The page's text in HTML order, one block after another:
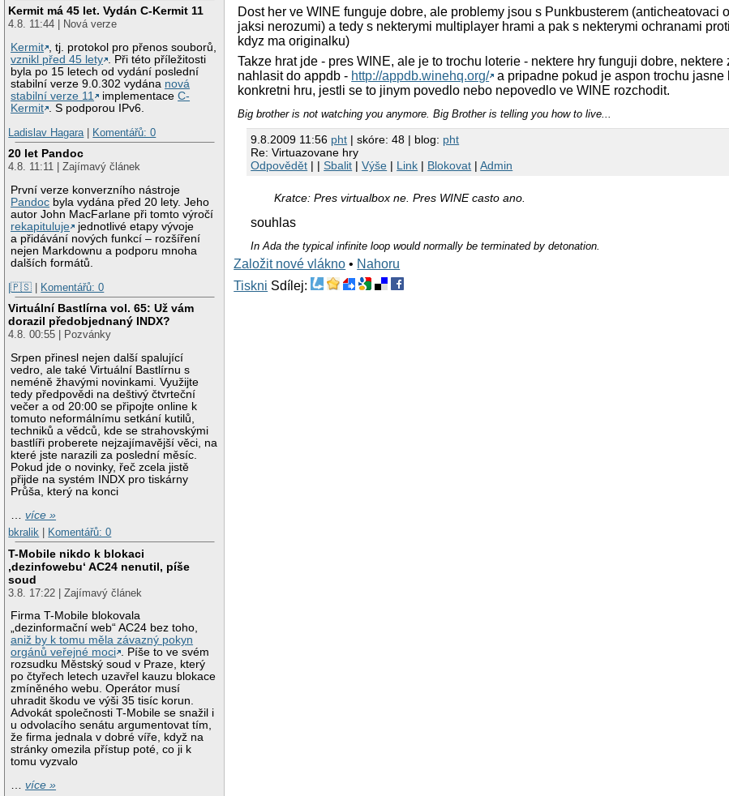
Kermit má 45 let. Vydán C-Kermit 11
4.8. 11:44 | Nová verze
Kermit , tj. protokol pro přenos souborů,
vznikl před 45 lety . Při této příležitosti
byla po 15 letech od vydání poslední
stabilní verze 9.0.302 vydána nová
stabilní verze 11
implementaceC-
Kermit . S podporou IPv6.
Ladislav Hagara | Komentářů: 0
20 let Pandoc
4.8. 11:11 | Zajímavý článek
První verze konverzního nástroje
Pandoc byla vydána před 20 lety. Jeho
autor John MacFarlane při tomto výročí
rekapituluje
jednotlivé etapy vývoje
a přidávání nových funkcí – rozšíření
nejen Markdownu a podporu mnoha
dalších formátů.
|🇵🇸 | Komentářů: 0
Virtuální Bastlírna vol. 65: Už vám
dorazil předobjednaný INDX?
4.8. 00:55 | Pozvánky
Srpen přinesl nejen další spalující
vedro, ale také Virtuální Bastlírnu s
neméně žhavými novinkami. Využijte
tedy předpovědi na deštivý čtvrteční
večer a od 20:00 se připojte online k
tomuto neformálnímu setkání kutilů,
techniků a vědců, kde se strahovskými
bastlíři proberete nejzajímavější věci, na
které jste narazili za poslední měsíc.
Pokud jde o novinky, řeč zcela jistě
přijde na systém INDX pro tiskárny
Průša, který na konci
…více »
bkralik
Komentářů: 0
T-Mobile nikdo k blokaci
‚dezinfowebu‘ AC24 nenutil, píše
soud
3.8. 17:22 | Zajímavý článek
Firma T-Mobile blokovala
„dezinformační web“ AC24 bez toho,
aniž by k tomu měla závazný pokyn
orgánů veřejné moci . Píše to ve svém
rozsudku Městský soud v Praze, který
po čtyřech letech uzavřel kauzu blokace
zmíněného webu. Operátor musí
uhradit škodu ve výši 35 tisíc korun.
Advokát společnosti T-Mobile se snažil i
u odvolacího senátu argumentovat tím,
že firma jednala v dobré víře, když na
stránky omezila přístup poté, co ji k
tomu vyzvalo
…více »
Dost her ve WINE funguje dobre, ale problemy jsou s Punkbusterem
jaksi nerozumi) a tedy s nekterymi multiplayer hrami a pak s nekterymi ochranami
kdyz ma originalku)
Takze hrat jde - pres WINE, ale je to trochu loterie - nektere hry funguji dobre,
nahlasit do appdb - http://appdb.winehq.org/ a pripadne pokud je aspon trochu
konkretni hru, jestli se to jinym povedlo nebo nepovedlo ve WINE rozchodit.
Big brother is not watching you anymore. Big Brother is telling you how to live...
9.8.2009 11:56 pht | skóre: 48 | blog: pht
Re: Virtuazovane hry
Odpovědět | |Sbalit |Výše | Link | Blokovat |Admin
Kratce: Pres virtualbox ne. Pres WINE casto ano.
souhlas
In Ada the typical infinite loop would normally be terminated by detonation.
Založit nové vlákno • Nahoru
Tiskni Sdílej: